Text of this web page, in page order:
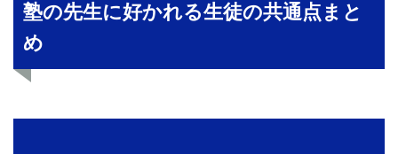
塾の先生に好かれる生徒の共通点まと
め